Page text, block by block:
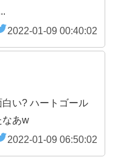
2022-01-09 00:40:02
い? ハートゴール
なあw
2022-01-09 06:50:02